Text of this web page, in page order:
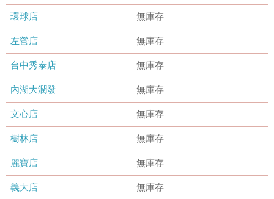
環球店 無庫存
左營店 無庫存
台中秀泰店 無庫存
內湖大潤發 無庫存
文心店 無庫存
樹林店 無庫存
麗寶店 無庫存
義大店 無庫存